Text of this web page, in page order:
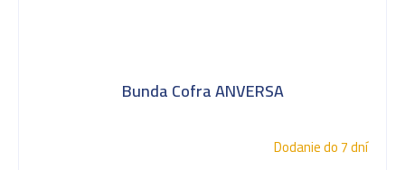
Bunda Cofra ANVERSA
Dodanie do 7 dní